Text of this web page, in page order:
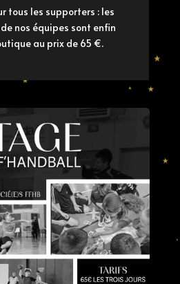
tous les supporters : les
nos équipes sont enfin
au prix de 65 €.